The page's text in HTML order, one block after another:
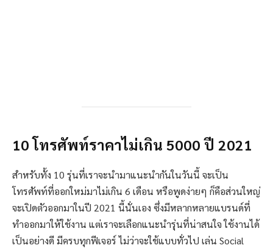
10 โทรศัพท์ราคาไม่เกิน 5000 ปี 2021
สำหรับทั้ง 10 รุ่นที่เราจะนำมาแนะนำกันในวันนี้ จะเป็น
โทรศัพท์ที่ออกใหม่มาไม่เกิน 6 เดือน หรือพูดง่ายๆ ก็คือส่วนใหญ่
จะเปิดตัวออกมาในปี 2021 นี้นั่นเอง ซึ่งมีหลากหลายแบรนด์ที่
ทำออกมาให้ใช้งาน แต่เราจะเลือกแนะนำรุ่นที่น่าสนใจ ใช้งานได้
เป็นอย่างดี มีครบทุกฟีเจอร์ ไม่ว่าจะใช้แบบทั่วไป เล่น Social